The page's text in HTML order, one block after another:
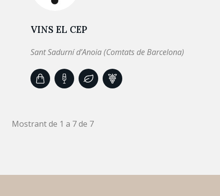
VINS EL CEP
Sant Sadurní d’Anoia (Comtats de Barcelona)
Mostrant de 1 a 7 de 7